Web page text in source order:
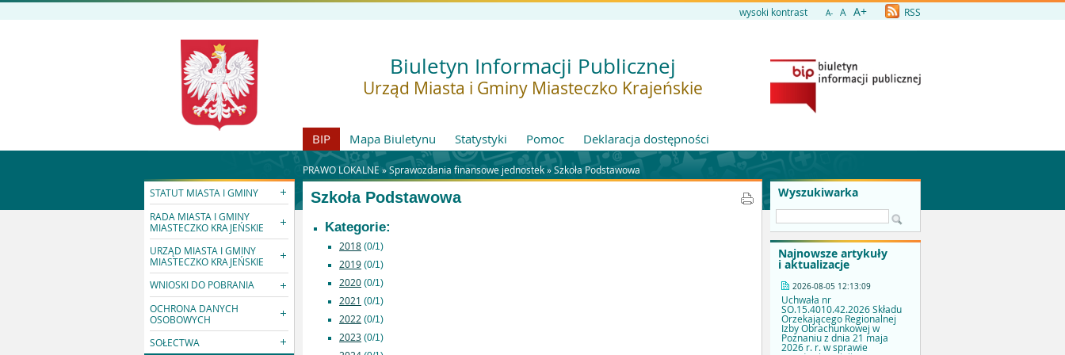
wysoki kontrast A- A A+ RSS
Biuletyn Informacji Publicznej
Urząd Miasta i Gminy Miasteczko Krajeńskie
BIP Mapa Biuletynu Statystyki Pomoc Deklaracja dostępności
PRAWO LOKALNE »Sprawozdania finansowe jednostek»Szkoła Podstawowa
STATUT MIASTA I GMINY
RADA MIASTA I GMINY
MIASTECZKO KRAJEŃSKIE
URZĄD MIASTA I GMINY
MIASTECZKO KRAJEŃSKIE
WNIOSKI DO POBRANIA
OCHRONA DANYCH
OSOBOWYCH
SOŁECTWA
Wyszukiwarka
Najnowsze artykuły
i aktualizacje
2026-08-05 12:13:09
Uchwała nr
SO.15.4010.42.2026 Składu
Orzekającego Regionalnej
Izby Obrachunkowej w
Poznaniu z dnia 21 maja
2026 r. r. w sprawie
Szkoła Podstawowa
Kategorie:
2018 (0/1)
2019 (0/1)
2020 (0/1)
2021 (0/1)
2022 (0/1)
2023 (0/1)